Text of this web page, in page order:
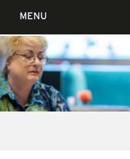
MENU